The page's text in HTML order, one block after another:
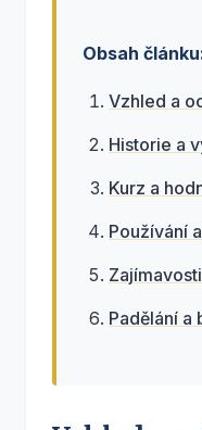
Obsah
Vzhled a
Historie a
Kurz a
Používání
Padělání a